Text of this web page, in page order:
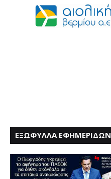
ΕΞΩΦΥΛΛΑ ΕΦΗΜΕΡΙΔΩΝ